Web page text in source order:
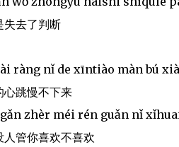
失去了判断
ràng nǐ de xīntiào màn bú
心跳慢不下来
zhèr méi rén guǎn nǐ
管你喜欢不喜欢